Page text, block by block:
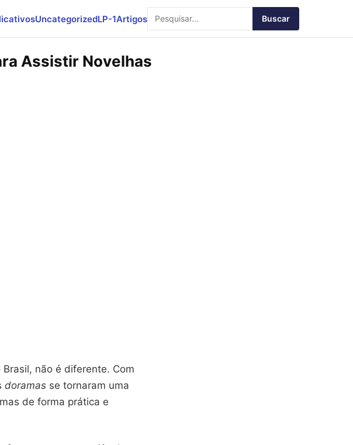
UncategorizedLP-1Artigos Buscar
Assistir Novelhas
não é diferente. Com
doramas se tornaram uma
de forma prática e